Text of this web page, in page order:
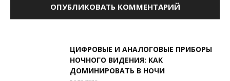
ЦИФРОВЫЕ И АНАЛОГОВЫЕ ПРИБОРЫ
НОЧНОГО ВИДЕНИЯ: КАК
ДОМИНИРОВАТЬ В НОЧИ